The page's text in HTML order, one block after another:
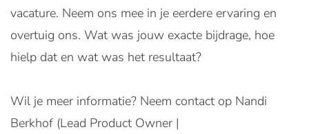
vacature. Neem ons mee in je eerdere ervaring en
overtuig ons. Wat was jouw exacte bijdrage, hoe
hielp dat en wat was het resultaat?
Wil je meer informatie? Neem contact op Nandi
Berkhof (Lead Product Owner |